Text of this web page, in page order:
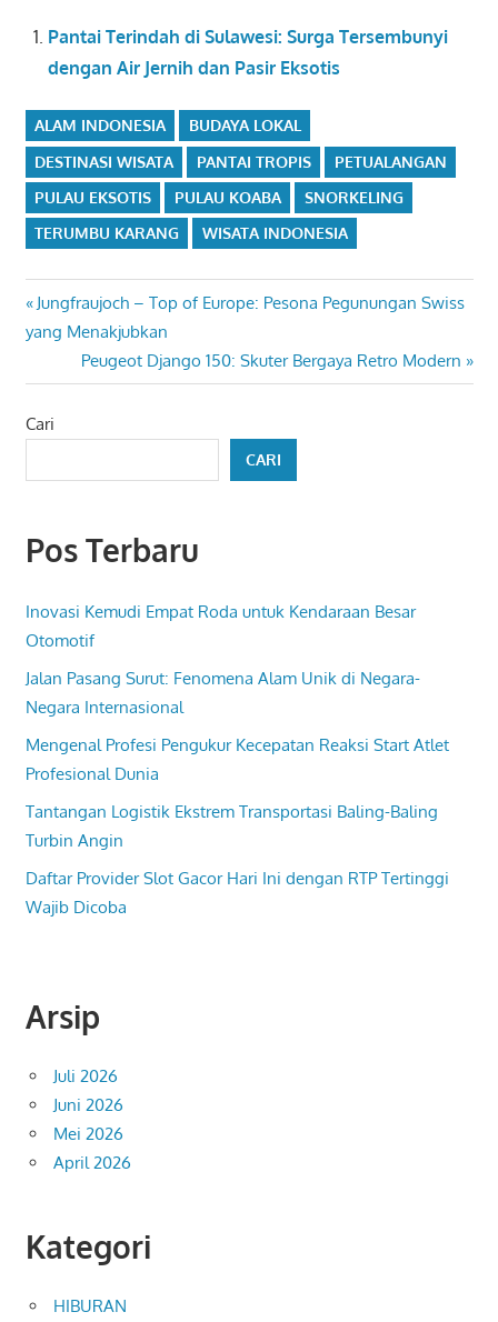
Pantai Terindah di Sulawesi: Surga Tersembunyi
dengan Air Jernih dan Pasir Eksotis
ALAM INDONESIA
BUDAYA LOKAL
DESTINASI WISATA
PANTAI TROPIS
PETUALANGAN
PULAU EKSOTIS
PULAU KOABA
SNORKELING
TERUMBU KARANG
WISATA INDONESIA
Navigasi
pos
Previous
Post:
Jungfraujoch – Top of Europe: Pesona Pegunungan Swiss
yang Menakjubkan
Next
Post:
Peugeot Django 150: Skuter Bergaya Retro Modern
Cari
CARI
Pos Terbaru
Inovasi Kemudi Empat Roda untuk Kendaraan Besar
Otomotif
Jalan Pasang Surut: Fenomena Alam Unik di Negara-
Negara Internasional
Mengenal Profesi Pengukur Kecepatan Reaksi Start Atlet
Profesional Dunia
Tantangan Logistik Ekstrem Transportasi Baling-Baling
Turbin Angin
Daftar Provider Slot Gacor Hari Ini dengan RTP Tertinggi
Wajib Dicoba
Arsip
Juli 2026
Juni 2026
Mei 2026
April 2026
Kategori
HIBURAN